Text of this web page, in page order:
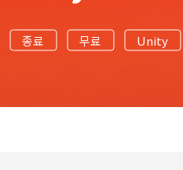
종료 무료 Unity